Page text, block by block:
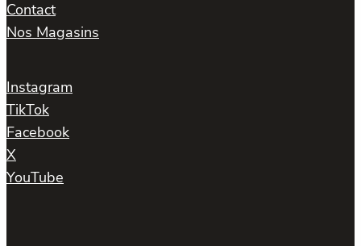
Contact
Nos Magasins
Instagram
TikTok
Facebook
X
YouTube